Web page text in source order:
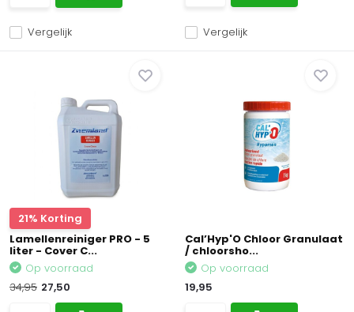
Vergelijk Vergelijk
21% Korting
Lamellenreiniger PRO - 5
liter - Cover C...
Op voorraad
34,95 27,50
Cal’Hyp'O Chloor Granulaat
/ chloorsho...
Op voorraad
19,95